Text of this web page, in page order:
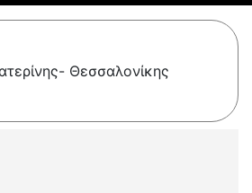
Θεσσαλονίκης